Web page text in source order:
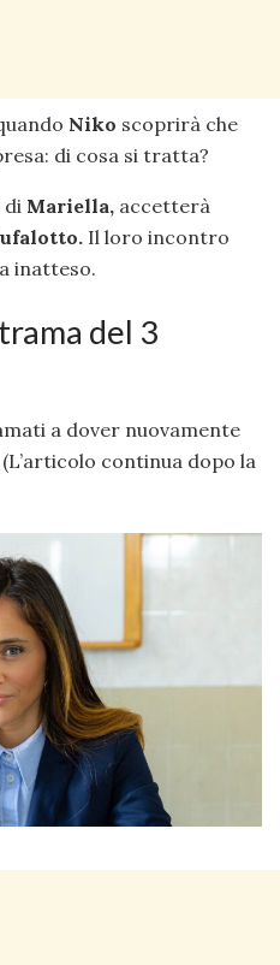
Niko scoprirà che
di cosa si tratta?
di Mariella, accetterà
Il loro incontro
inatteso.
del 3
a dover nuovamente
continua dopo la